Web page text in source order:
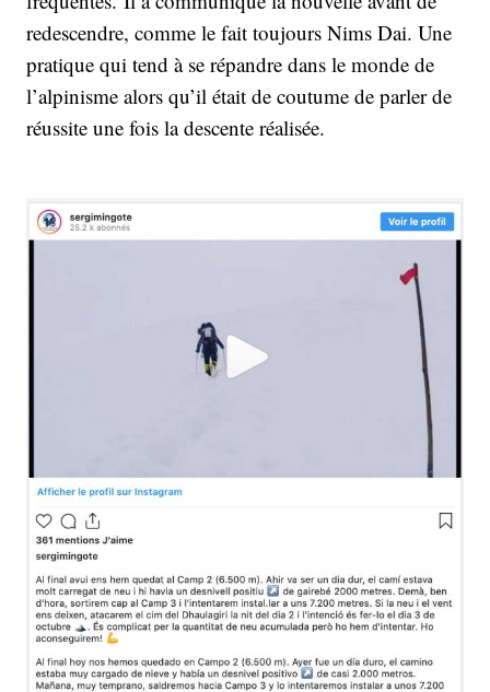
redescendre, comme le fait toujours Nims Dai. Une
pratique qui tend à se répandre dans le monde de
l’alpinisme alors qu’il était de coutume de parler de
réussite une fois la descente réalisée.